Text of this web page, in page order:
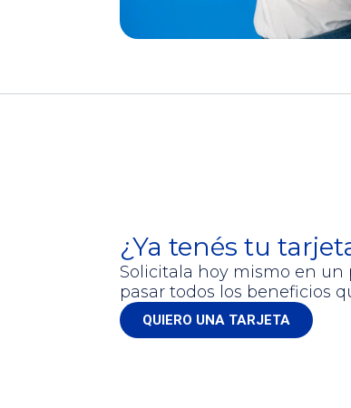
¿Ya tenés tu
Solicitala hoy mismo en un
pasar todos los beneficios
QUIERO UNA TARJETA